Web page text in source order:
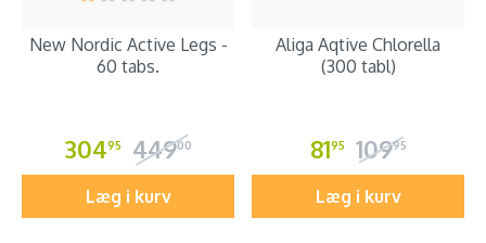
New Nordic Active Legs -
60 tabs.
30495 44900
Læg i kurv
Aliga Aqtive Chlorella
(300 tabl)
8195 10995
Læg i kurv